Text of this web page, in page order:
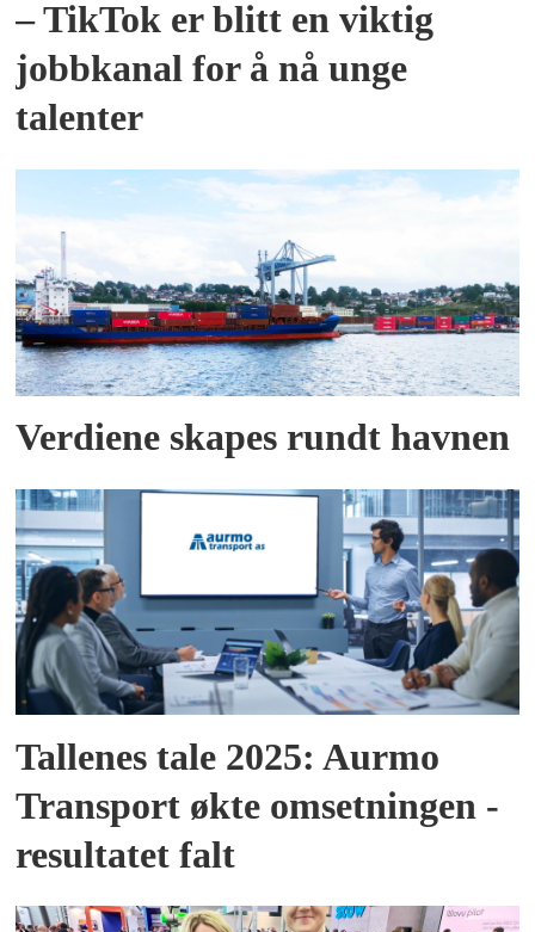
– TikTok er blitt en viktig
jobbkanal for å nå unge
talenter
Verdiene skapes rundt havnen
Tallenes tale 2025: Aurmo
Transport økte omsetningen -
resultatet falt